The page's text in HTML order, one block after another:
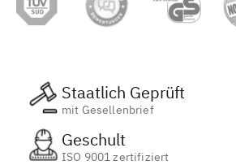
Staatlich Geprüft
mit Gesellenbrief
Geschult
ISO 9001 zertifiziert